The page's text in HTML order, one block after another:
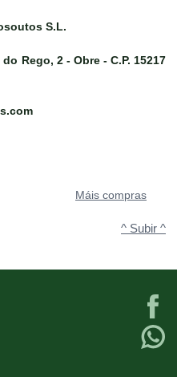
S.L.
Rego, 2 - Obre - C.P. 15217
Máis compras
^ Subir ^